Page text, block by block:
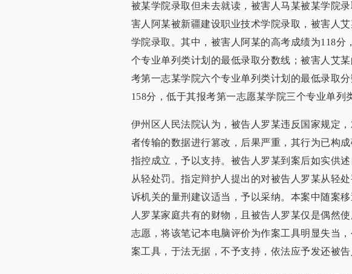
被某学院录取但未去就读，被害人马某被某学院
害人阿某被新疆建设职业技术学院录取，被害人
学院录取。其中，被害人阿某的高考成绩为118分
个专业单列类计划的最低录取分数线；被害人艾
考第一志某学院六个专业单列类计划的最低录取
158分，低于其报考第一志愿某学院三个专业单列
伊州区人民法院认为，被告人罗某违反国家规定
者传输的数据进行篡改，后果严重，其行为已构
指控成立，予以支持。被告人罗某到案后如实供
从轻处罚。指定辩护人提出的对被告人罗某从轻
诉机关的量刑建议适当，予以采纳。本案中随案
人罗某家庭共有的财物，且被告人罗某仅是偶然
志愿，将该笔记本电脑评价为作案工具明显失当
案工具，于法无据，不予支持，依法应予发还被告